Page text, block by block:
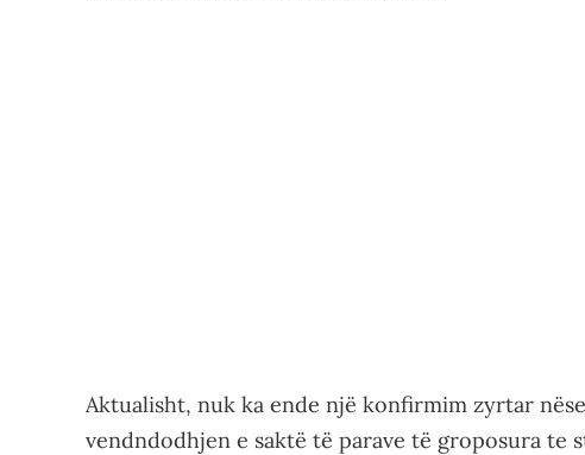
Aktualisht, nuk ka ende një konfirmim zyrtar
vendndodhjen e saktë të parave të groposura te